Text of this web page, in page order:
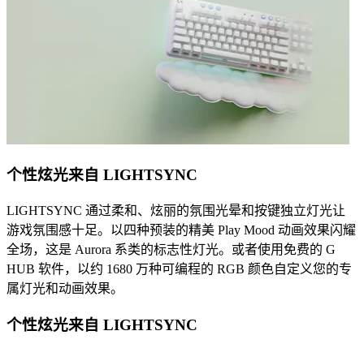
个性炫光来自 LIGHTSYNC
LIGHTSYNC 通过柔和、炫丽的氛围光晕和按键独立灯光让
游戏氛围感十足。以四种预装的精美 Play Mood 动画效果闪耀
全场，这是 Aurora 系类的标志性灯光。或者使用免费的 G
HUB 软件，以约 1680 万种可编程的 RGB 颜色自定义您的专
属灯光和动画效果。
个性炫光来自 LIGHTSYNC